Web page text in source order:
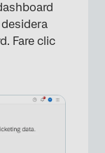
Fare clic